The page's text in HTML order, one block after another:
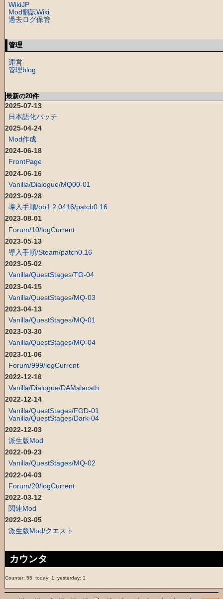
WikiJP
Mod翻訳Wiki
過去ログ保管
管理
運営
管理blog
最新の20件
2025-07-13
日本語化パッチ
2025-04-24
Mod作成
2024-06-18
FrontPage
2024-06-16
Vanilla/Dialogue/MQ00-01
2023-09-28
導入手順/ob1.2.0416/patch0.16
2023-08-01
Forum/10/logCurrent
2023-05-13
導入手順/Steam/patch0.16
2023-05-02
Vanilla/QuestStages/TG-04
2023-04-15
Vanilla/QuestStages/MQ-03
2023-04-13
Vanilla/QuestStages/MQ-01
2023-03-30
Vanilla/QuestStages/MQ-04
2023-01-06
Forum/999/logCurrent
2022-12-16
Vanilla/Dialogue/DAMalacath
2022-12-14
Vanilla/QuestStages/FGD-01
Vanilla/QuestStages/Dark-04
2022-12-03
派生版Mod
2022-09-23
Vanilla/QuestStages/MQ-02
2022-04-03
Forum/20/logCurrent
2022-03-12
関連Mod
2022-03-05
派生版Mod/クエスト
カウンタ
Counter: 55, today: 1, yesterday: 1